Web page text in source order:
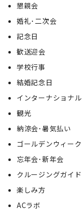
懇親会
婚礼･二次会
記念日
歓送迎会
学校行事
結婚記念日
インターナショナル
観光
納涼会･暑気払い
ゴールデンウィーク
忘年会･新年会
クルージングガイド
楽しみ方
ACラボ